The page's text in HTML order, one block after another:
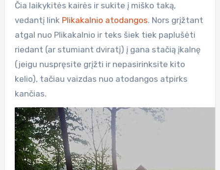
Čia laikykitės kairės ir sukite į miško taką,
vedantį link Plikakalnio atodangos. Nors grįžtant
atgal nuo Plikakalnio ir teks šiek tiek paplušėti
riedant (ar stumiant dviratį) į gana stačią įkalnę
(jeigu nuspręsite grįžti ir nepasirinksite kito
kelio), tačiau vaizdas nuo atodangos atpirks
kančias.